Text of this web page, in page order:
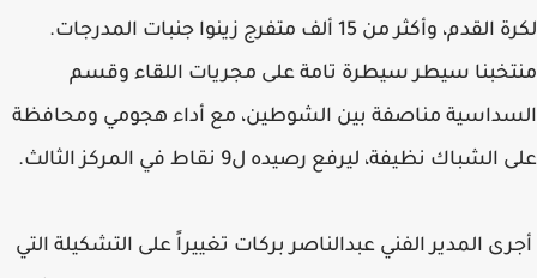
لكرة القدم، وأكثر من 15 ألف متفرج زينوا جنبات المدرجات.
منتخبنا سيطر سيطرة تامة على مجريات اللقاء وقسم
السداسية مناصفة بين الشوطين، مع أداء هجومي ومحافظة
على الشباك نظيفة، ليرفع رصيده ل9 نقاط في المركز الثالث.
أجرى المدير الفني عبدالناصر بركات تغييراً على التشكيلة التي